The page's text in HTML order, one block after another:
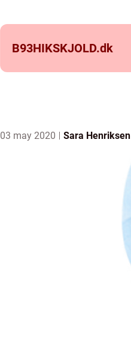
B93HIKSKJOLD.dk
03 may 2020 Sara Henriksen